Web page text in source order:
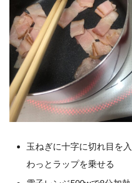
玉ねぎに十字に切れ目を
わっとラップを乗せる